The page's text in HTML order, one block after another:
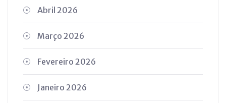
Abril 2026
Março 2026
Fevereiro 2026
Janeiro 2026